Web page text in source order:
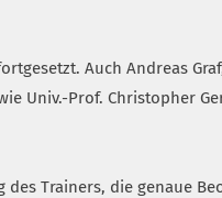
Auch Andreas
Univ.-Prof. Christopher
Trainers, die genaue